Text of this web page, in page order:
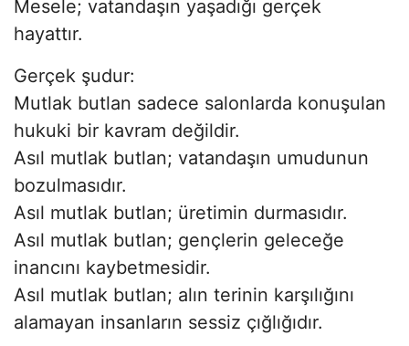
Mesele; vatandaşın yaşadığı gerçek
hayattır.
Gerçek şudur:
Mutlak butlan sadece salonlarda konuşulan
hukuki bir kavram değildir.
Asıl mutlak butlan; vatandaşın umudunun
bozulmasıdır.
Asıl mutlak butlan; üretimin durmasıdır.
Asıl mutlak butlan; gençlerin geleceğe
inancını kaybetmesidir.
Asıl mutlak butlan; alın terinin karşılığını
alamayan insanların sessiz çığlığıdır.